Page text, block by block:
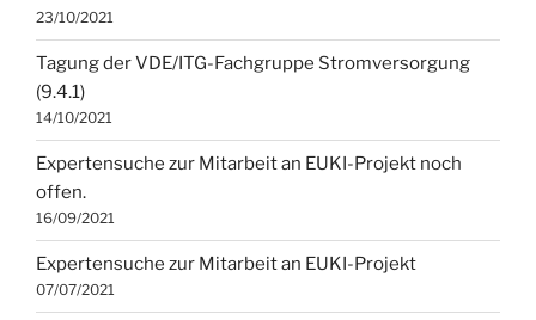
23/10/2021
Tagung der VDE/ITG-Fachgruppe Stromversorgung
(9.4.1)
14/10/2021
Expertensuche zur Mitarbeit an EUKI-Projekt noch
offen.
16/09/2021
Expertensuche zur Mitarbeit an EUKI-Projekt
07/07/2021